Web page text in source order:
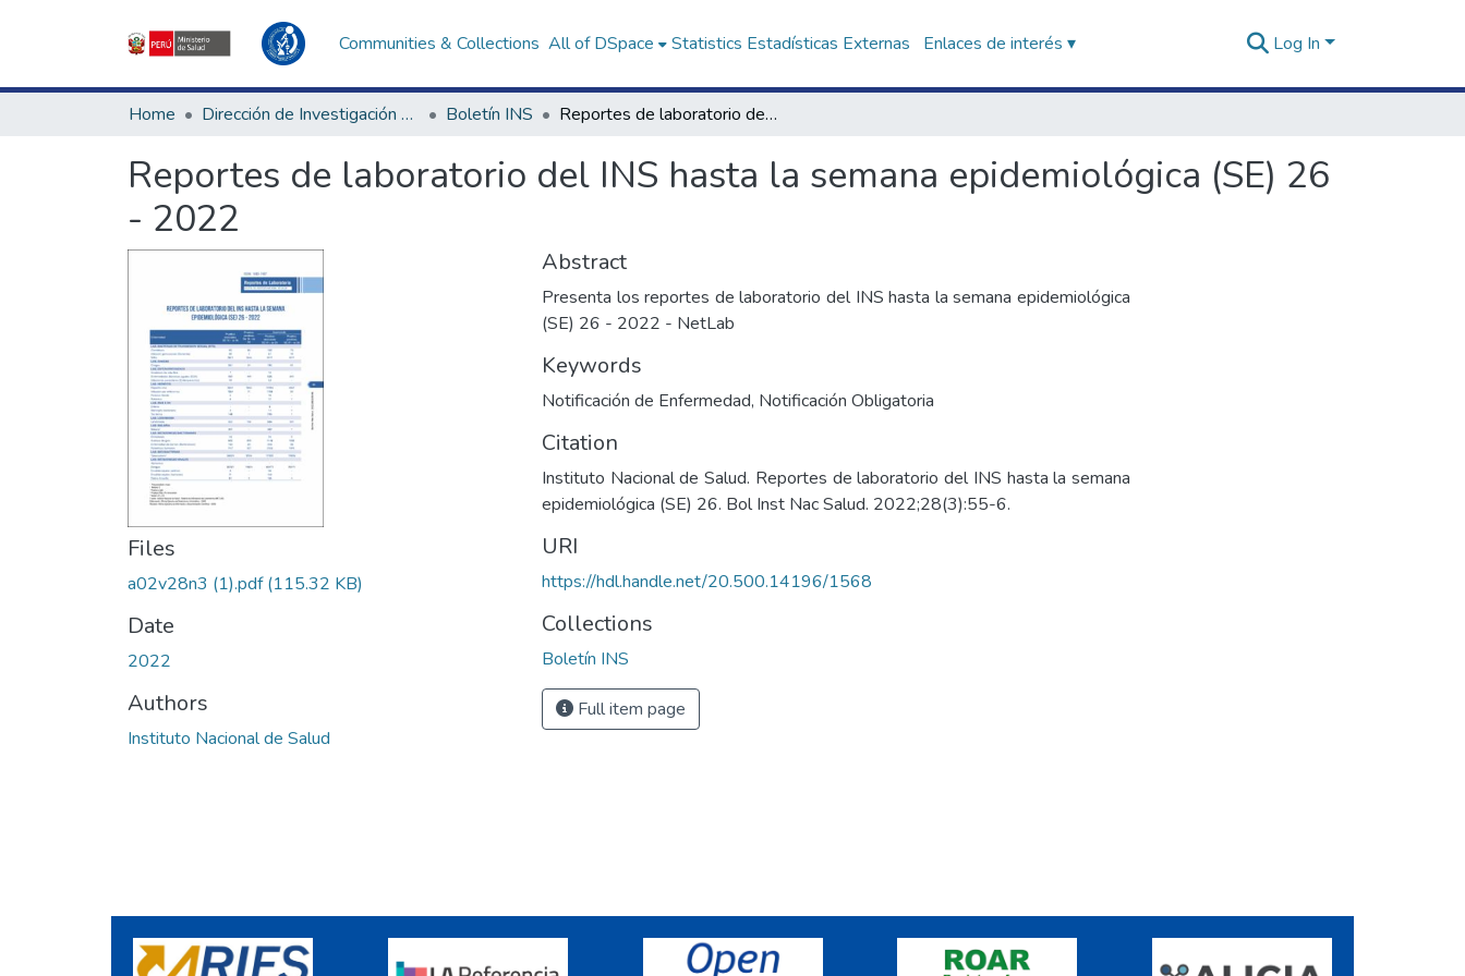
Communities & Collections All of DSpace Statistics Estadísticas Externas Enlaces de interés ▾ Log In
Home Dirección de Investigación e Innovación en Salud Boletín INS Reportes de laboratorio del INS hasta la semana epidemiológica (SE) 26 - 2022
Reportes de laboratorio del INS hasta la semana epidemiológica (SE) 26
- 2022
Files
a02v28n3 (1).pdf(115.32 KB)
Date
2022
Authors
Instituto Nacional de Salud
Abstract
Presenta los reportes de laboratorio del INS hasta la semana epidemiológica
(SE) 26 - 2022 - NetLab
Keywords
Notificación de Enfermedad, Notificación Obligatoria
Citation
Instituto Nacional de Salud. Reportes de laboratorio del INS hasta la semana
epidemiológica (SE) 26. Bol Inst Nac Salud. 2022;28(3):55-6.
URI
https://hdl.handle.net/20.500.14196/1568
Collections
Boletín INS
Full item page